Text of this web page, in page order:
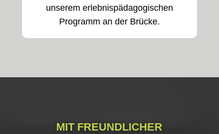
unserem erlebnispädagogischen
Programm an der Brücke.
MIT FREUNDLICHER